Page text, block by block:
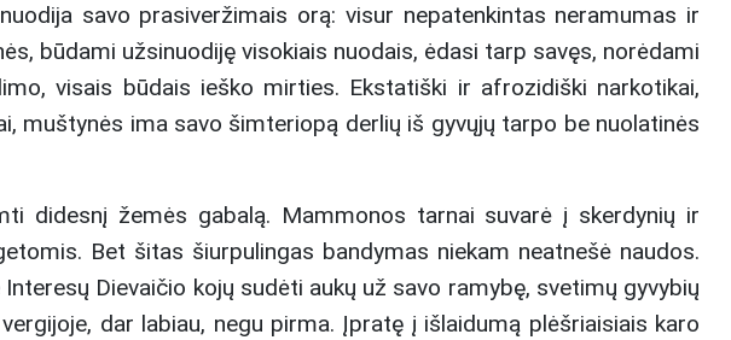
savo prasiveržimais orą: visur nepatenkintas neramumas ir
būdami užsinuodiję visokiais nuodais, ėdasi tarp savęs, norėdami
visais būdais ieško mirties. Ekstatiški ir afrozidiški narkotikai,
muštynės ima savo šimteriopą derlių iš gyvųjų tarpo be nuolatinės
didesnį žemės gabalą. Mammonos tarnai suvarė į skerdynių ir
Bet šitas šiurpulingas bandymas niekam neatnešė naudos.
Dievaičio kojų sudėti aukų už savo ramybę, svetimų gyvybių
dar labiau, negu pirma. Įpratę į išlaidumą plėšriaisiais karo